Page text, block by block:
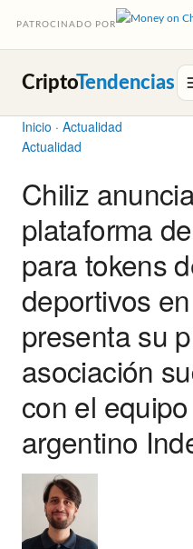
PATROCINADO POR
CriptoTendencias
Inicio · Actualidad
Actualidad
Chiliz
plataforma
para tokens
deportivos
presenta su
asociación
con el
argentino